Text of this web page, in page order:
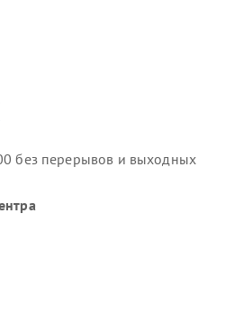
без перерывов и выходных